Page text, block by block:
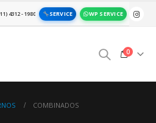
4312 - 1980 SERVICE WP SERVICE
0
COMBINADOS